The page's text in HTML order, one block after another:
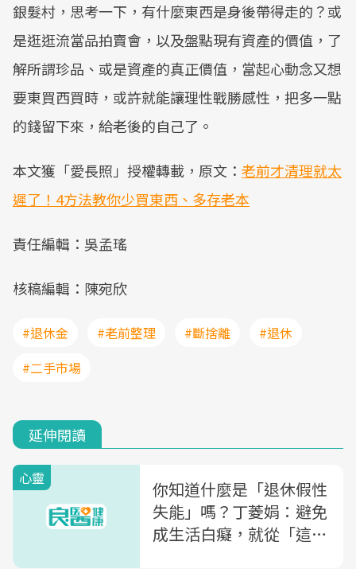
銀髮村，思考一下，有什麼東西是身後帶得走的？或
是逛逛流當品拍賣會，以及盤點現有資產的價值，了
解所謂珍品、或是資產的真正價值，當起心動念又想
要東買西買時，或許就能讓理性戰勝感性，把多一點
的錢留下來，給老後的自己了。
本文獲「愛長照」授權轉載，原文： 老前才清理就太
遲了！4方法教你少買東西、多存老本
責任編輯：吳孟瑤
核稿編輯：陳宛欣
#退休金 #老前整理 #斷捨離
#退休
#二手市場
延伸閱讀
心靈
你知道什麼是「退休假性
失能」嗎？丁菱娟：避免
成生活白癡，就從「這種